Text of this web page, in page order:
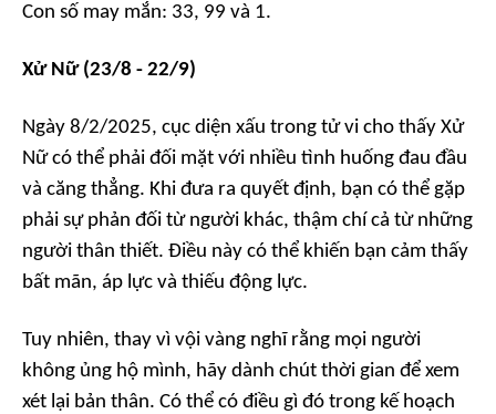
Con số may mắn: 33, 99 và 1.
Xử Nữ (23/8 - 22/9)
Ngày 8/2/2025, cục diện xấu trong tử vi cho thấy Xử
Nữ có thể phải đối mặt với nhiều tình huống đau đầu
và căng thẳng. Khi đưa ra quyết định, bạn có thể gặp
phải sự phản đối từ người khác, thậm chí cả từ những
người thân thiết. Điều này có thể khiến bạn cảm thấy
bất mãn, áp lực và thiếu động lực.
Tuy nhiên, thay vì vội vàng nghĩ rằng mọi người
không ủng hộ mình, hãy dành chút thời gian để xem
xét lại bản thân. Có thể có điều gì đó trong kế hoạch